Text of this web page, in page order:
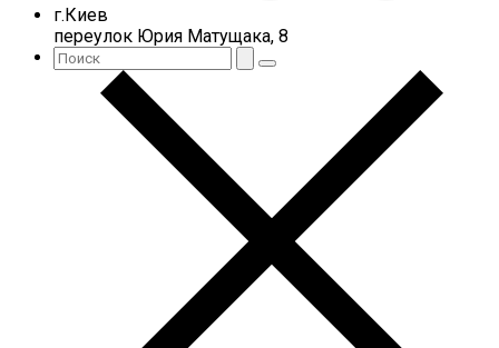
г.Киев
переулок Юрия Матущака, 8